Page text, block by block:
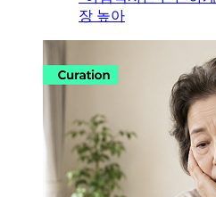
장 높아